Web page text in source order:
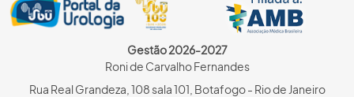
Gestão 2026-2027
Roni de Carvalho Fernandes
Rua Real Grandeza, 108 sala 101, Botafogo - Rio de Janeiro